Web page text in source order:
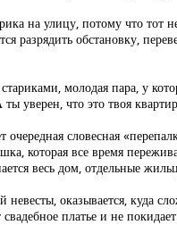
на улицу, потому что
разрядить обстановку,
молодая пара, у
уверен, что это твоя
словесная
которая все время
весь дом, отдельные
оказывается, куда
платье и не